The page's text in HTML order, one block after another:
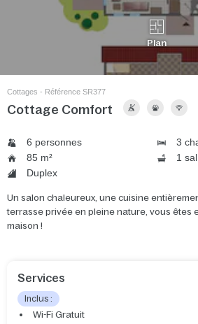
Plan
Cottages - Référence SR377
Cottage Comfort
6 personnes
3
85 m²
1
Duplex
Un salon chaleureux, une cuisine
terrasse privée en pleine nature, vous êtes
maison !
Services
Inclus :
Wi-Fi Gratuit